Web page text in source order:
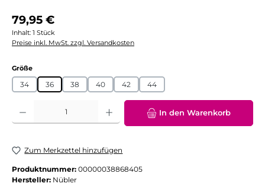
Regulärer Preis:
79,95 €
Inhalt: 1 Stück
Preise inkl. MwSt. zzgl. Versandkosten
Größeauswählen
34 36 38 40 42 44
Produkt Anzahl: Gib den gewünschten Wert ein oder benutze die
In den Warenkorb
Zum Merkzettel hinzufügen
Produktnummer: 00000038868405
Hersteller: Nübler